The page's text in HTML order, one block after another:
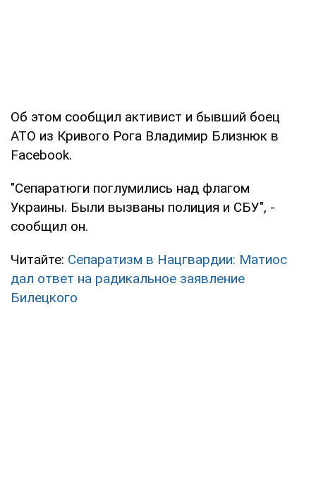
Об этом сообщил активист и бывший боец
АТО из Кривого Рога Владимир Близнюк в
Facebook.
"Сепаратюги поглумились над флагом
Украины. Были вызваны полиция и СБУ", -
сообщил он.
Читайте: Сепаратизм в Нацгвардии: Матиос
дал ответ на радикальное заявление
Билецкого